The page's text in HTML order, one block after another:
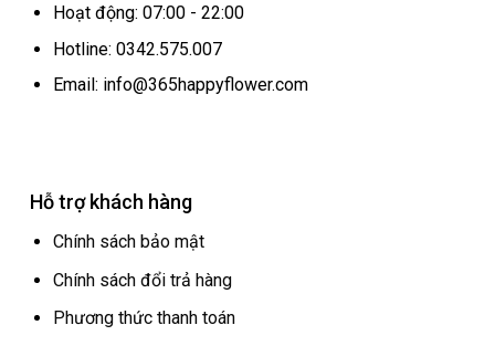
Hoạt động: 07:00 - 22:00
Hotline: 0342.575.007
Email: info@365happyflower.com
Hỗ trợ khách hàng
Chính sách bảo mật
Chính sách đổi trả hàng
Phương thức thanh toán